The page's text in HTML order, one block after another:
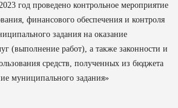
год проведено контрольное мероприятие
финансового обеспечения и контроля
задания на оказание
(выполнение работ), а также законности и
средств, полученных из бюджета
муниципального задания»